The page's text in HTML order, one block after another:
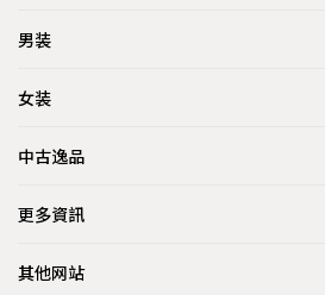
男装
女装
中古逸品
更多資訊
其他网站